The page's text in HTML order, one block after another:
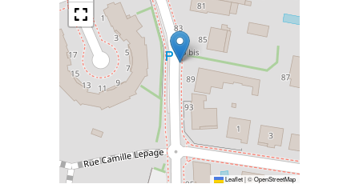
Leaflet|©OpenStreetMap